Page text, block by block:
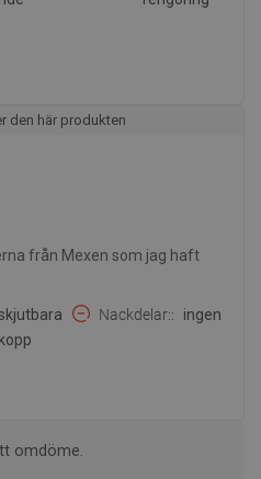
den här produkten
från Mexen som jag haft
Nackdelar: ingen
omdöme.